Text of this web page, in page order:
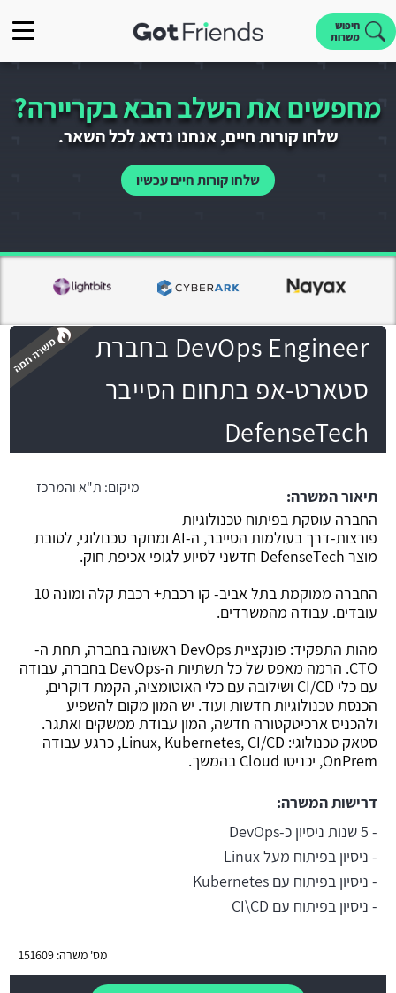
חיפוש
משרות
מחפשים את השלב הבא בקריירה?
שלחו קורות חיים, אנחנו נדאג לכל השאר.
שלחו קורות חיים עכשיו
DevOps Engineer בחברת
סטארט-אפ בתחום הסייבר
DefenseTech
מיקום: ת"א והמרכז
תיאור המשרה:
החברה עוסקת בפיתוח טכנולוגיות
פורצות-דרך בעולמות הסייבר, ה-AI ומחקר טכנולוגי, לטובת
מוצר DefenseTech חדשני לסיוע לגופי אכיפת חוק.
החברה ממוקמת בתל אביב- קו רכבת+ רכבת קלה ומונה 10
עובדים. עבודה מהמשרדים.
מהות התפקיד: פונקציית DevOps ראשונה בחברה, תחת ה-
CTO. הרמה מאפס של כל תשתיות ה-DevOps בחברה, עבודה
עם כלי CI/CD ושילובה עם כלי האוטומציה, הקמת דוקרים,
הכנסת טכנולוגיות חדשות ועוד. יש המון מקום להשפיע
ולהכניס ארכיטקטורה חדשה, המון עבודת ממשקים ואתגר.
סטאק טכנולוגי: Linux, Kubernetes, CI/CD, כרגע עבודה
OnPrem, יכניסו Cloud בהמשך.
דרישות המשרה:
- 5 שנות ניסיון כ-DevOps
- ניסיון בפיתוח מעל Linux
- ניסיון בפיתוח עם Kubernetes
- ניסיון בפיתוח עם CI\CD
מס' משרה: 151609